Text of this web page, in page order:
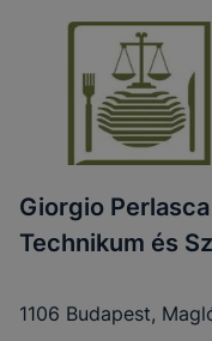
Giorgio
Technikum és
1106 Budapest,